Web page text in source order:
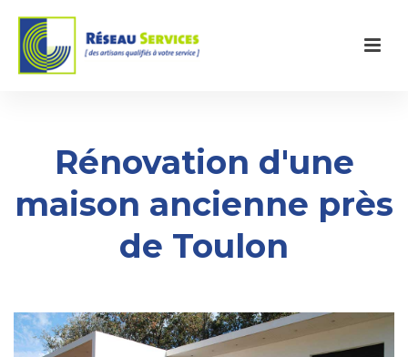
Rénovation d'une
maison ancienne près
de Toulon